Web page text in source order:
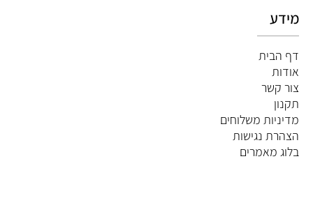
מידע
דף הבית
אודות
צור קשר
תקנון
מדיניות משלוחים
הצהרת נגישות
בלוג מאמרים